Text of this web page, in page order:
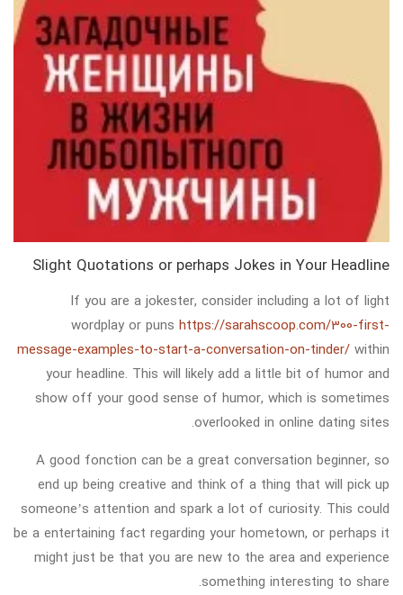
Slight Quotations or perhaps Jokes in Your Headline
If you are a jokester, consider including a lot of light
wordplay or puns https://sarahscoop.com/300-first-
message-examples-to-start-a-conversation-on-tinder/within
your headline. This will likely add a little bit of humor and
show off your good sense of humor, which is sometimes
overlooked in online dating sites.
A good fonction can be a great conversation beginner, so
end up being creative and think of a thing that will pick up
someone’s attention and spark a lot of curiosity. This could
be a entertaining fact regarding your hometown, or perhaps it
might just be that you are new to the area and experience
something interesting to share.